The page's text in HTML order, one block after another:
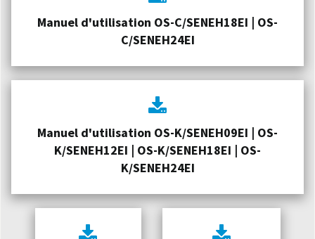
Manuel d'utilisation OS-C/SENEH18EI | OS-
C/SENEH24EI
Manuel d'utilisation OS-K/SENEH09EI | OS-
K/SENEH12EI | OS-K/SENEH18EI | OS-
K/SENEH24EI